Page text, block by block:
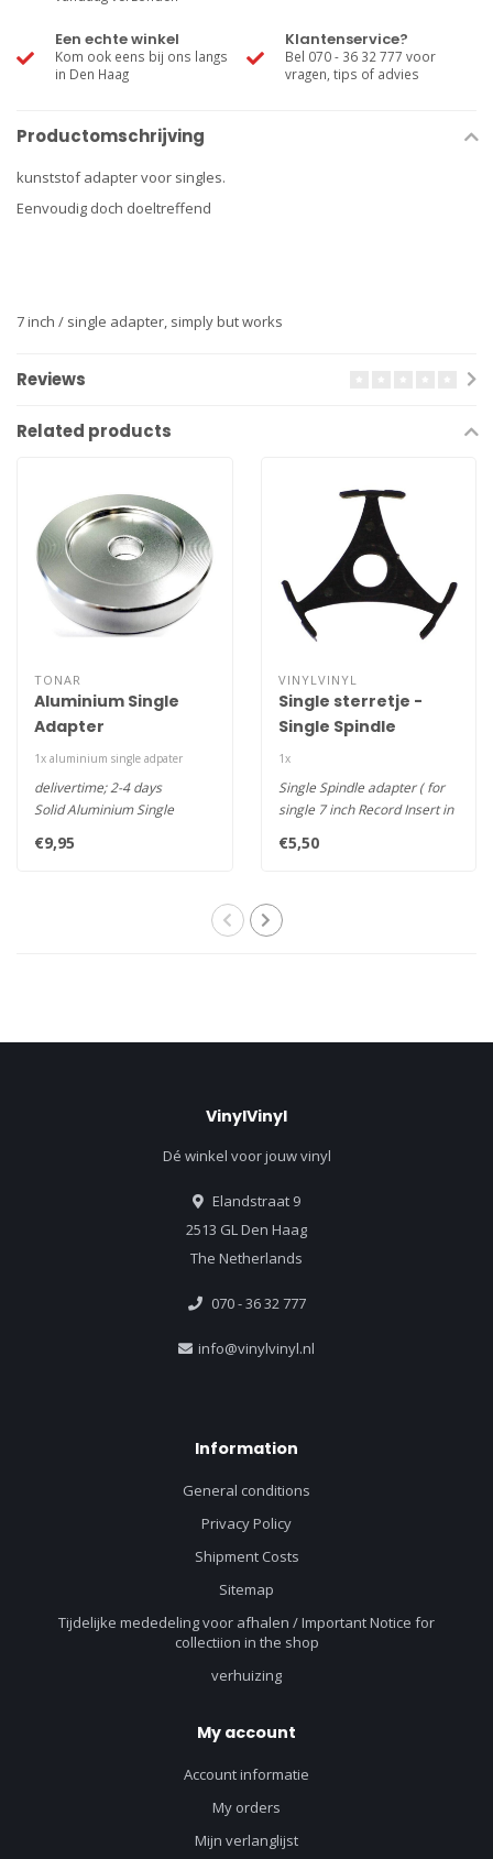
Een echte winkel
Kom ook eens bij ons langs
in Den Haag
Klantenservice?
Bel 070 - 36 32 777 voor
vragen, tips of advies
Productomschrijving
kunststof adapter voor singles.
Eenvoudig doch doeltreffend
7 inch / single adapter, simply but works
Reviews
Related products
TONAR
Aluminium Single
Adapter
1x aluminium single adpater
delivertime; 2-4 days
Solid Aluminium Single
€9,95
VINYLVINYL
Single sterretje -
Single Spindle
adapter ( 20 pcs )
1x
Single Spindle adapter ( for
single 7 inch Record Insert in
€5,50
VinylVinyl
Dé winkel voor jouw vinyl
Elandstraat 9
2513 GL Den Haag
The Netherlands
070 - 36 32 777
info@vinylvinyl.nl
Information
General conditions
Privacy Policy
Shipment Costs
Sitemap
Tijdelijke mededeling voor afhalen / Important Notice for
collectiion in the shop
verhuizing
My account
Account informatie
My orders
Mijn verlanglijst